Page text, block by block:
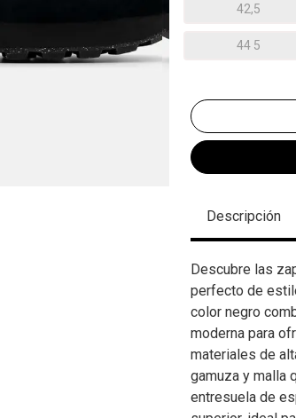
42,5
44 5
Descripción
Descubre las
perfecto de
color negro
moderna para
materiales de
gamuza y malla
entresuela de